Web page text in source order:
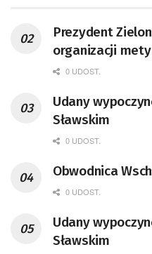
Prezydent
organizacji
0 UDOST.
Udany
Sławskim
0 UDOST.
Obwodnica
0 UDOST.
Udany
Sławskim